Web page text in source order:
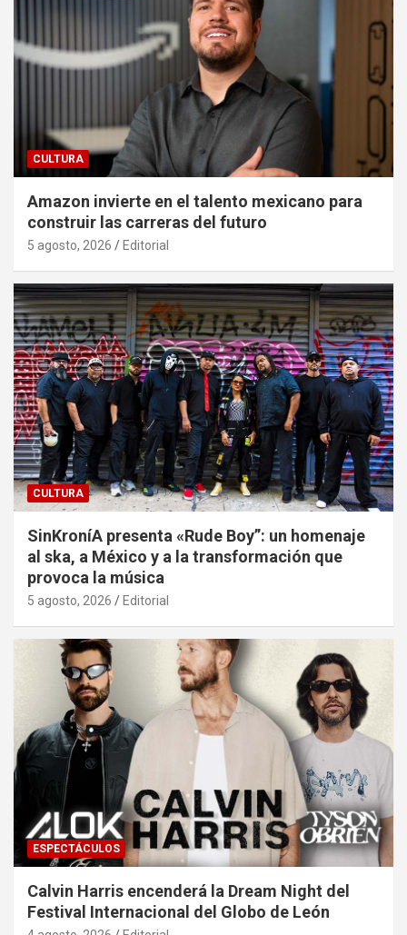
CULTURA
Amazon invierte en el talento mexicano para
construir las carreras del futuro
5 agosto, 2026 Editorial
CULTURA
SinKroníA presenta «Rude Boy”: un homenaje
al ska, a México y a la transformación que
provoca la música
5 agosto, 2026 Editorial
ESPECTÁCULOS
Calvin Harris encenderá la Dream Night del
Festival Internacional del Globo de León